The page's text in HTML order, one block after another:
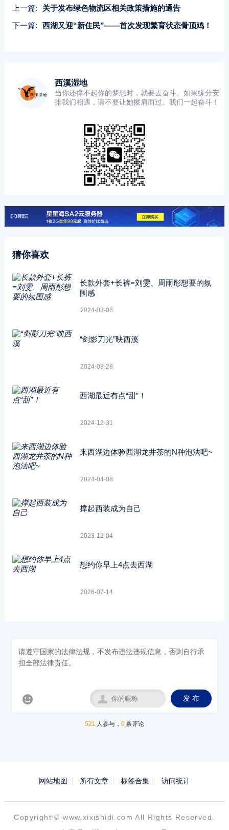
上一篇:
关于发布绿色物流区相关政策措施的通告
下一篇:
西湖又迎“新住民”——首次发现繁育状态骨顶鸡！
西溪湿地
当你还撑不起你的梦想时，就要去奋斗。如果缘分安
排我们相遇，请不要让她擦肩而过。我们一起奋斗！
猜你喜欢
长款外套+长裤=刘雯、周雨彤想要的氛
围感
2024-03-08
“剑影刀光”映西溪
2024-08-28
西湖最近有点“甜”！
2024-12-31
来西湖边体验西湖龙井茶的N种泡法吧~
2024-04-08
撑起西装成为自己
2023-12-04
想约你早上4点去西湖
2026-07-14
 发 布

521 人参与， 0条评论
网站地图 所有文章 标签合集 访问统计
Copyright ©www.xixishidi.com All Rights Reserved.